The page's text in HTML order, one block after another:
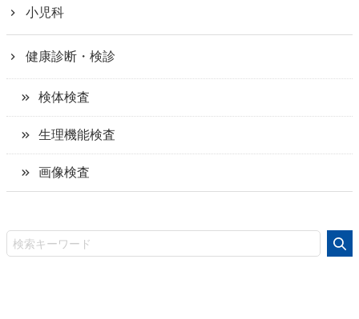
小児科
健康診断・検診
検体検査
生理機能検査
画像検査